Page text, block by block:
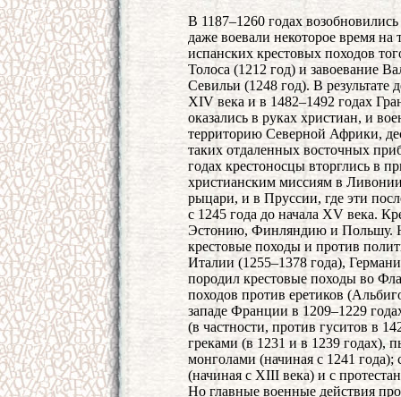
В 1187–1260 годах
даже воевали некоторое время
испанских крестовых походов
Толоса (1212 год) и завоевание
Севильи (1248 год). В результате
XIV века и в 1482–1492 годах
оказались в руках христиан, и
территорию Северной Африки,
таких отдаленных восточных
годах крестоносцы вторглись в
христианским миссиям в
рыцари, и в Пруссии, где эти
с 1245 года до начала XV века.
Эстонию, Финляндию и Польшу.
крестовые походы и против
Италии (1255–1378 года),
породил крестовые походы во
походов против еретиков
западе Франции в 1209–1229
(в частности, против гуситов в
греками (в 1231 и в 1239 годах),
монголами (начиная с 1241
(начиная с XIII века) и с
Но главные военные действия